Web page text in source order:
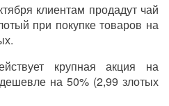
клиентам продадут чай
при покупке товаров на
крупная акция на
на 50% (2,99 злотых